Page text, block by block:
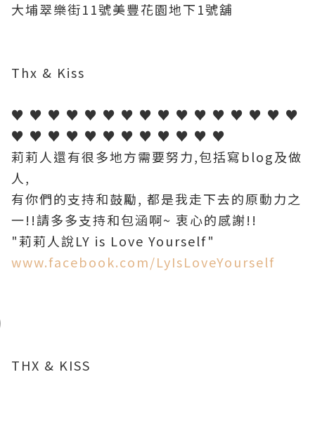
大埔翠樂街11號美豐花園地下1號舖
Thx & Kiss
♥ ♥ ♥ ♥ ♥ ♥ ♥ ♥ ♥ ♥ ♥ ♥ ♥ ♥ ♥ ♥
♥ ♥ ♥ ♥ ♥ ♥ ♥ ♥ ♥ ♥ ♥ ♥
莉莉人還有很多地方需要努力,包括寫blog及做
人,
有你們的支持和鼓勵, 都是我走下去的原動力之
一!!請多多支持和包涵啊~ 衷心的感謝!!
"莉莉人說LY is Love Yourself"
www.facebook.com/LyIsLoveYourself
THX & KISS